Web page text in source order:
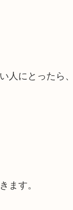
人にとったら
ます。